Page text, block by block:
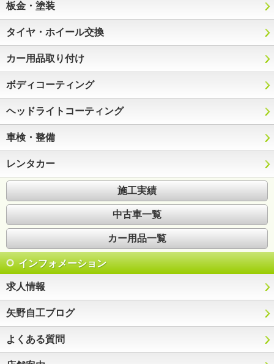
板金・塗装
タイヤ・ホイール交換
カー用品取り付け
ボディコーティング
ヘッドライトコーティング
車検・整備
レンタカー
施工実績
中古車一覧
カー用品一覧
インフォメーション
求人情報
矢野自工ブログ
よくある質問